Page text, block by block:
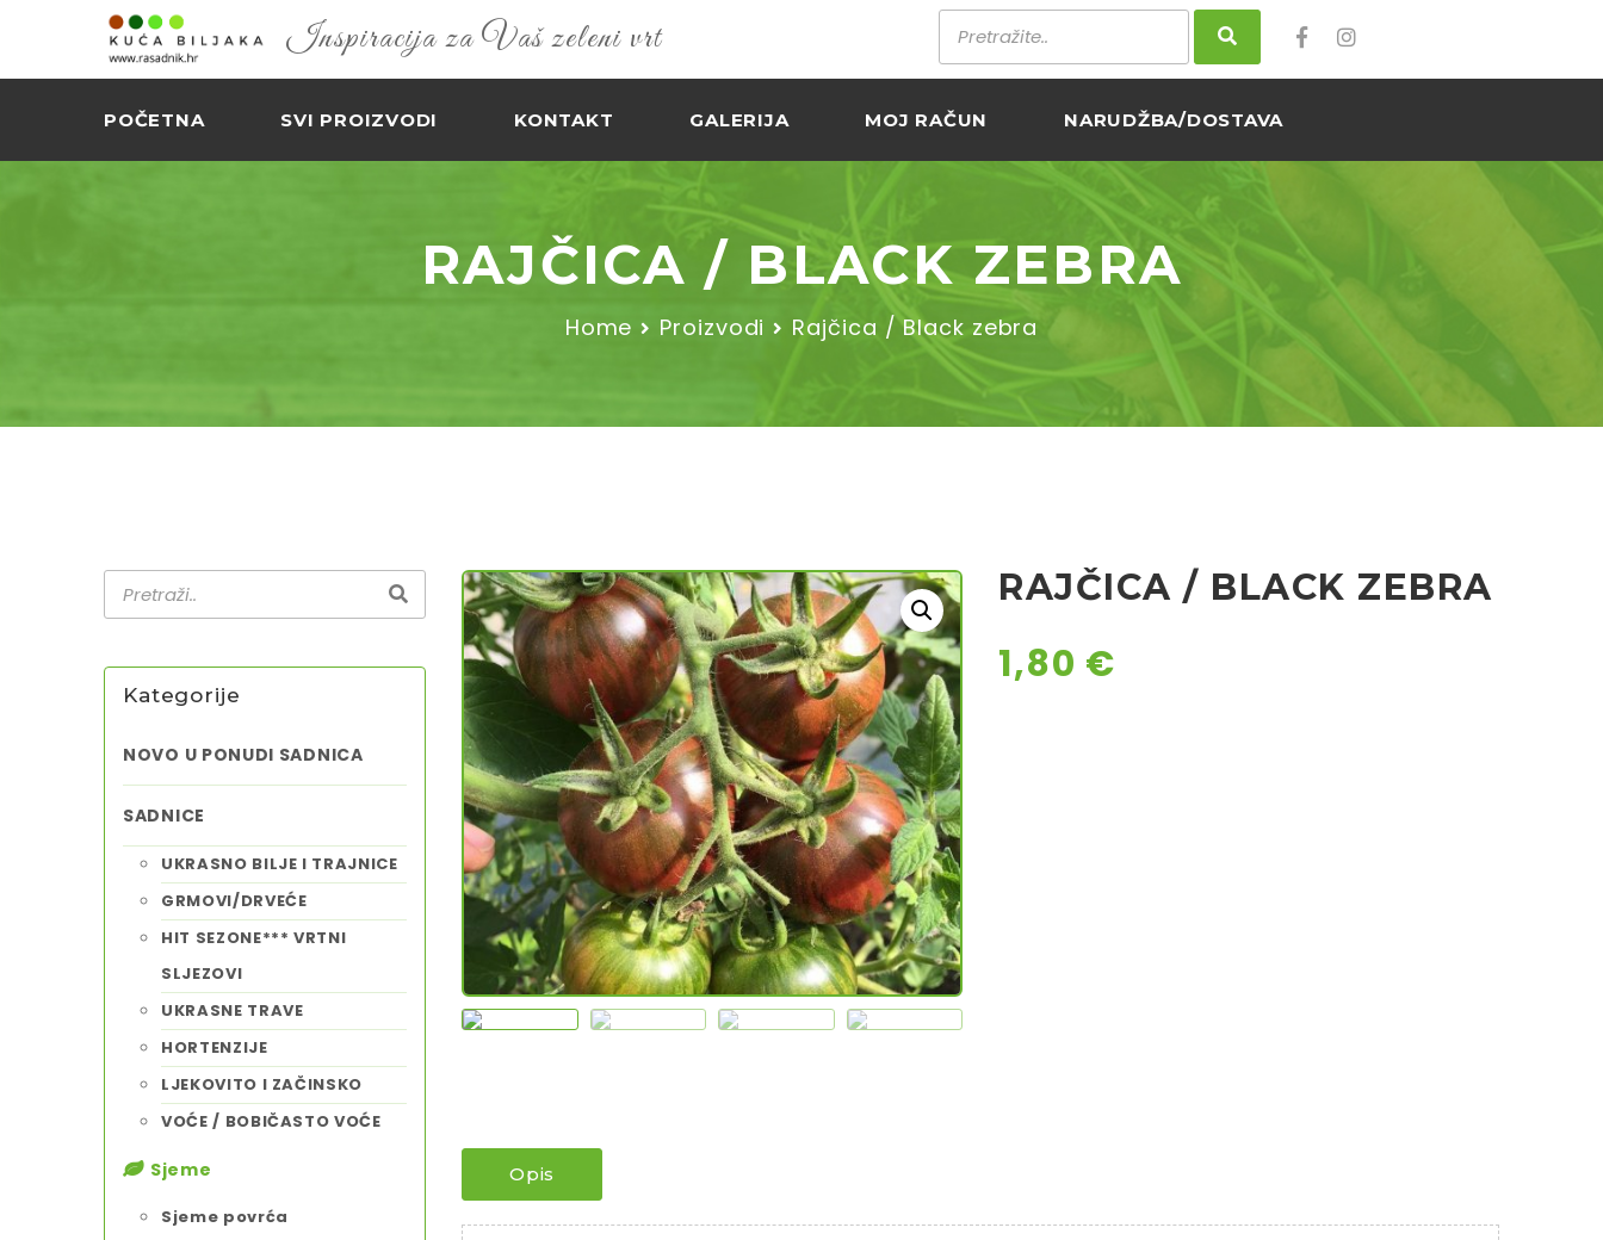
Inspiracija za Vaš zeleni vrt
POČETNA SVI PROIZVODI KONTAKT GALERIJA MOJ RAČUN NARUDŽBA/DOSTAVA
RAJČICA / BLACK ZEBRA
Home Proizvodi Rajčica / Black zebra
Kategorije
NOVO U PONUDI SADNICA
SADNICE
UKRASNO BILJE I TRAJNICE
GRMOVI/DRVEĆE
HIT SEZONE*** VRTNI
SLJEZOVI
UKRASNE TRAVE
HORTENZIJE
LJEKOVITO I ZAČINSKO
VOĆE / BOBIČASTO VOĆE
Sjeme
Sjeme povrća
RAJČICA / BLACK ZEBRA
1,80 €
Opis